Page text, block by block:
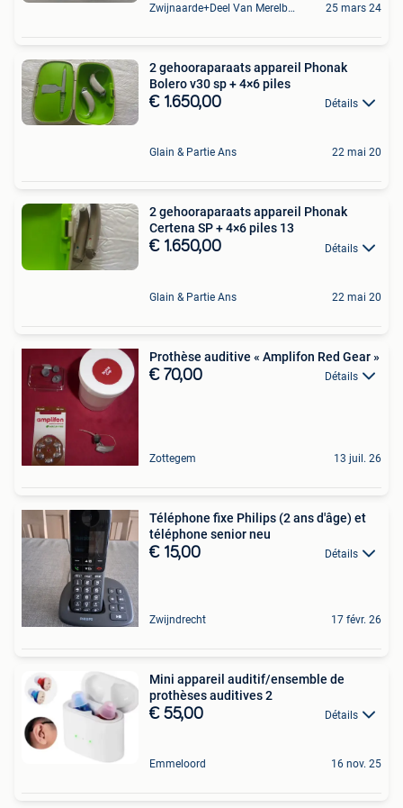
Zwijnaarde+Deel Van Merelbeke 25 mars 24
2 gehooraparaats appareil Phonak
Bolero v30 sp + 4×6 piles
€ 1.650,00 Détails
Glain & Partie Ans 22 mai 20
2 gehooraparaats appareil Phonak
Certena SP + 4×6 piles 13
€ 1.650,00 Détails
Glain & Partie Ans 22 mai 20
Prothèse auditive « Amplifon Red Gear »
€ 70,00 Détails
Zottegem 13 juil. 26
Téléphone fixe Philips (2 ans d'âge) et
téléphone senior neu
€ 15,00 Détails
Zwijndrecht 17 févr. 26
Mini appareil auditif/ensemble de
prothèses auditives 2
€ 55,00 Détails
Emmeloord 16 nov. 25